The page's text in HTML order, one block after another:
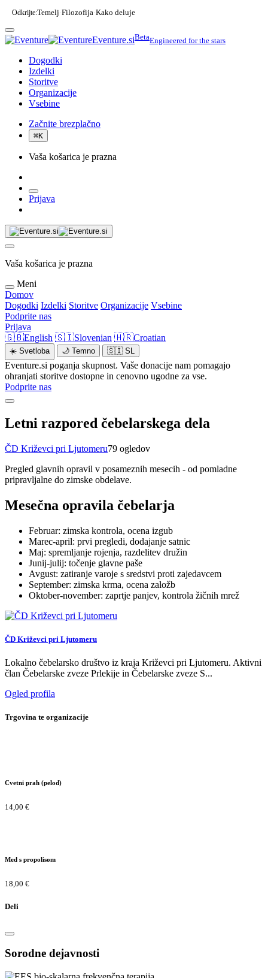
Odkrijte:Temelj·Filozofija·Kako deluje
Eventure.siBetaEngineered for the stars
Dogodki
Izdelki
Storitve
Organizacije
Vsebine
Začnite brezplačno
⌘K
Vaša košarica je prazna
Prijava
Vaša košarica je prazna
Meni
Domov
Dogodki Izdelki Storitve Organizacije Vsebine
Podprite nas
Prijava
🇬🇧English 🇸🇮Slovenian 🇭🇷Croatian
☀️ Svetloba 🌙 Temno 🇸🇮 SL
Eventure.si poganja skupnost. Vaše donacije nam pomagajo
ohranjati storitve dostopne in cenovno ugodne za vse.
Podprite nas
Letni razpored čebelarskega dela
ČD Križevci pri Ljutomeru79 ogledov
Pregled glavnih opravil v posameznih mesecih - od pomladne
pripravljalne do zimske obdelave.
Mesečna opravila čebelarja
Februar: zimska kontrola, ocena izgub
Marec-april: prvi pregledi, dodajanje satnic
Maj: spremljanje rojenja, razdelitev družin
Junij-julij: točenje glavne paše
Avgust: zatiranje varoje s sredstvi proti zajedavcem
September: zimska krma, ocena založb
Oktober-november: zaprtje panjev, kontrola žičnih mrež
ČD Križevci pri Ljutomeru
Lokalno čebelarsko društvo iz kraja Križevci pri Ljutomeru. Aktivni
član Čebelarske zveze Prlekije in Čebelarske zveze S...
Ogled profila
Trgovina te organizacije
Cvetni prah (pelod)
14,00 €
Med s propolisom
18,00 €
Deli
Sorodne dejavnosti